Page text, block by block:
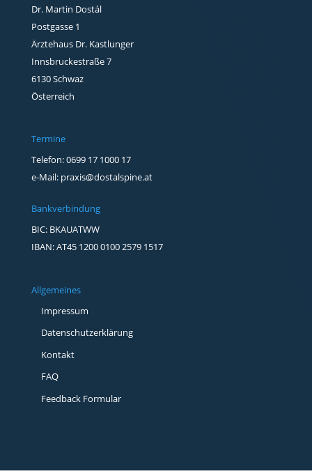
Dr. Martin Dostál
Postgasse 1
Ärztehaus Dr. Kastlunger
Innsbruckestraße 7
6130 Schwaz
Österreich
Termine
Telefon:0699 17 1000 17
e-Mail: praxis@dostalspine.at
Bankverbindung
BIC: BKAUATWW
IBAN: AT45 1200 0100 2579 1517
Allgemeines
Impressum
Datenschutzerklärung
Kontakt
FAQ
Feedback Formular